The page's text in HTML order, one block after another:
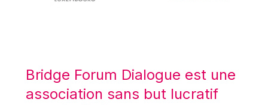
Mario Centeno
Mario Monti
Bridge Forum Dialogue est une
association sans but lucratif